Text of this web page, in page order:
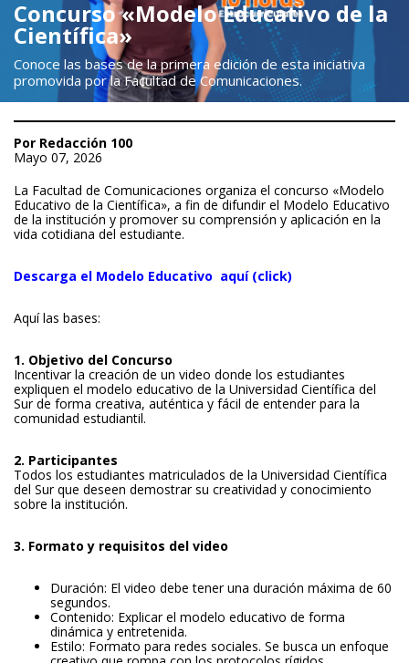
Concurso «Modelo Educativo de la
Científica»
Conoce las bases de la primera edición de esta iniciativa
promovida por la Facultad de Comunicaciones.
Por Redacción 100
Mayo 07, 2026
La Facultad de Comunicaciones organiza el concurso «Modelo
Educativo de la Científica», a fin de difundir el Modelo Educativo
de la institución y promover su comprensión y aplicación en la
vida cotidiana del estudiante.
Descarga el Modelo Educativo aquí (click)
Aquí las bases:
1. Objetivo del Concurso
Incentivar la creación de un video donde los estudiantes
expliquen el modelo educativo de la Universidad Científica del
Sur de forma creativa, auténtica y fácil de entender para la
comunidad estudiantil.
2. Participantes
Todos los estudiantes matriculados de la Universidad Científica
del Sur que deseen demostrar su creatividad y conocimiento
sobre la institución.
3. Formato y requisitos del video
Duración: El video debe tener una duración máxima de 60
segundos.
Contenido: Explicar el modelo educativo de forma
dinámica y entretenida.
Estilo: Formato para redes sociales. Se busca un enfoque